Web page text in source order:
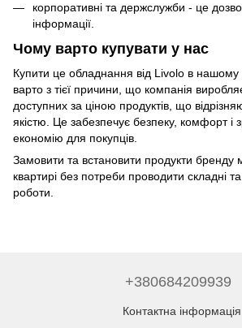
корпоративні та держслужби - це
інформації.
Чому варто купувати у нас
Купити це обладнання від Livolo в нашому
варто з тієї причини, що компанія
доступних за ціною продуктів, що
якістю. Це забезпечує безпеку, комфорт і
економію для покупців.
Замовити та встановити продукти бренду
квартирі без потреби проводити складні
роботи.
+380684209939
Контактна інформація